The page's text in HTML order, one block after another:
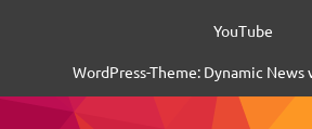
YouTube
WordPress-Theme: Dynamic News